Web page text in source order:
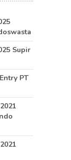
Supir
PT